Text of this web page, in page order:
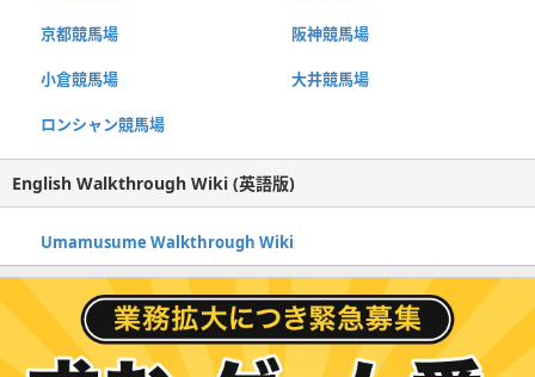
京都競馬場 阪神競馬場
小倉競馬場 大井競馬場
ロンシャン競馬場
English Walkthrough Wiki (英語版)
Umamusume Walkthrough Wiki